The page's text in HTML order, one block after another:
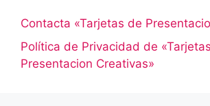
Contacta «Tarjetas de
Política de Privacidad de
Presentacion Creativas»